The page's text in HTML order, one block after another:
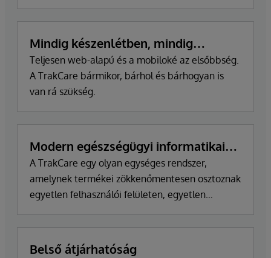
Mindig készenlétben, mindig
naprakész
Teljesen web-alapú és a mobiloké az elsőbbség.
A TrakCare bármikor, bárhol és bárhogyan is
van rá szükség.
Modern egészségügyi informatikai
platformra épül
A TrakCare egy olyan egységes rendszer,
amelynek termékei zökkenőmentesen osztoznak
egyetlen felhasználói felületen, egyetlen
betegnyilvántartást tárolja és megosztja.
Belső átjárhatóság